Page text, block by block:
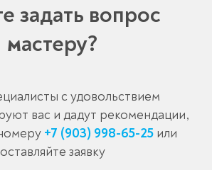
задать вопрос
мастеру?
с удовольствием
вас и дадут рекомендации,
+7 (903) 998-65-25или
оставляйте заявку